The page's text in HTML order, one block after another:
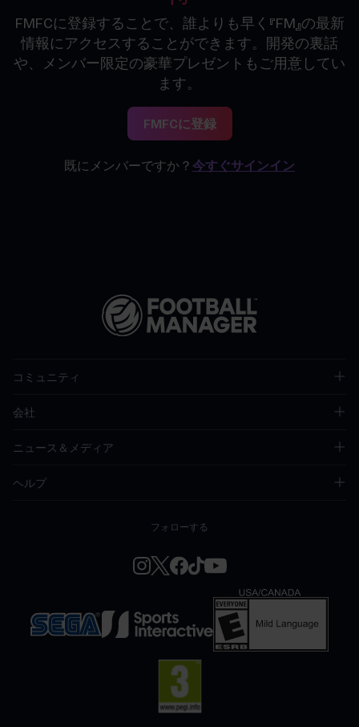
FMFCに登録することで、誰よりも早く『FM』の最新
情報にアクセスすることができます。開発の裏話
や、メンバー限定の豪華プレゼントもご用意してい
ます。
FMFCに登録
既にメンバーですか？ 今すぐサインイン
コミュニティ
会社
ニュース＆メディア
ヘルプ
フォローする